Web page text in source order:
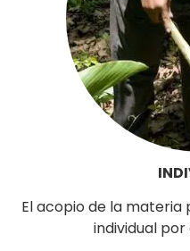
El acopio de la materia
individual